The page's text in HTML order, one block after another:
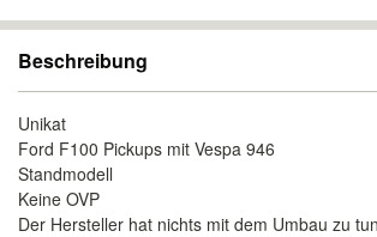
Beschreibung
Unikat
Ford F100 Pickups mit Vespa 946
Standmodell
Keine OVP
Der Hersteller hat nichts mit dem Umbau zu tun